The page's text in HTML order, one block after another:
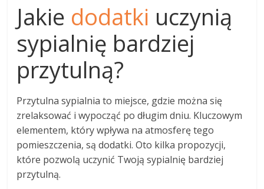
Jakie dodatki uczynią
sypialnię bardziej
przytulną?
Przytulna sypialnia to miejsce, gdzie można się
zrelaksować i wypocząć po długim dniu. Kluczowym
elementem, który wpływa na atmosferę tego
pomieszczenia, są dodatki. Oto kilka propozycji,
które pozwolą uczynić Twoją sypialnię bardziej
przytulną.